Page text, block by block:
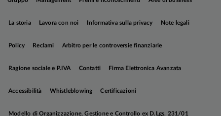
monitorare.
divergenza fra un potere d'acquisto dei
robusta, che resta il motore principale della
trasferimento delle pressioni sui prezzi core e dei
La storia Lavora con noi Informativa sulla privacy Note legali
Policy Reclami Arbitro per le controversie finanziarie
Ragione sociale e P.IVA Contatti Firma Elettronica Avanzata
Accessibilità Whistleblowing Certificazioni
Modello di Organizzazione, Gestione e Controllo ex D.Lgs. 231/01